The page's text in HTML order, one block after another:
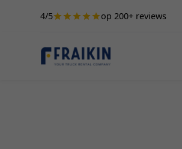
4/5 op 200+ reviews